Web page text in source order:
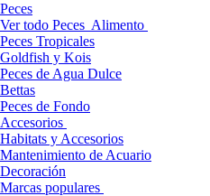
Peces
Ver todo Peces Alimento
Peces Tropicales
Goldfish y Kois
Peces de Agua Dulce
Bettas
Peces de Fondo
Accesorios
Habitats y Accesorios
Mantenimiento de Acuario
Decoración
Marcas populares